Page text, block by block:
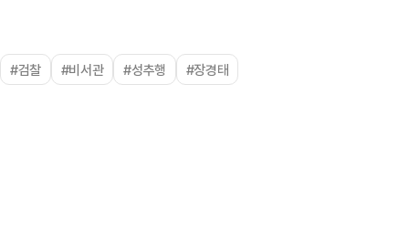
#검찰 #비서관 #성추행 #장경태